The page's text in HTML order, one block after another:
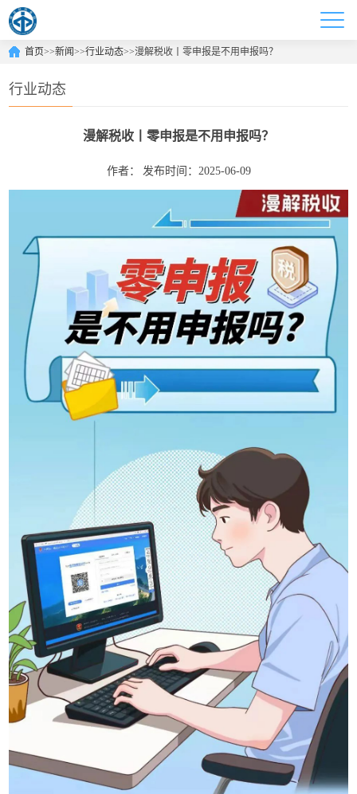
首页>>新闻>>行业动态>>漫解税收丨零申报是不用申报吗？
行业动态
漫解税收丨零申报是不用申报吗？
作者： 发布时间：2025-06-09